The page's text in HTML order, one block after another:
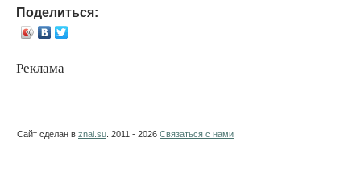
Поделиться:
Реклама
Сайт сделан в znai.su . 2011 - 2026 Связаться с нами